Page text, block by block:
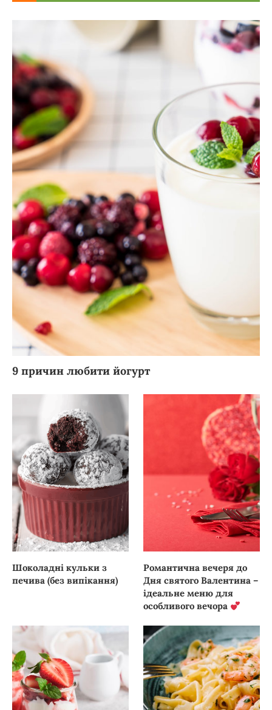
9 причин любити йогурт
Шоколадні кульки з
печива (без випікання)
Романтична вечеря до
Дня святого Валентина –
ідеальне меню для
особливого вечора